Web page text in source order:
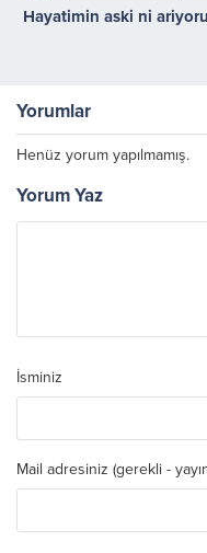
Hayatimin aski ni
Yorumlar
Henüz yorum yapılmamış.
Yorum Yaz
İsminiz
Mail adresiniz (gerekli -